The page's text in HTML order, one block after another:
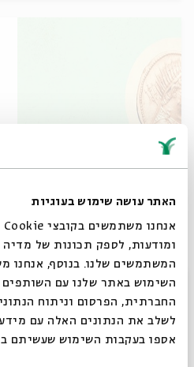
האתר עושה שימוש בעוגיות
ומודעות, לספק תכונות של
המשתמשים שלנו. בנוסף, אנחנו
השימוש באתר שלנו עם
החברתית, הפרסום וניתוח
לשלב את הנתונים האלה עם
אספו בעקבות השימוש שעשיתם
- Patriotism or
Jewish Diaspora
סגור